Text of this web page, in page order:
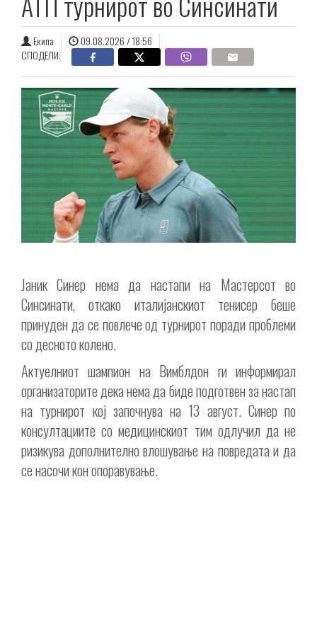
Екипа
09.08.2026 / 18:56
СПОДЕЛИ:
Јаник Синер нема да настапи на Мастерсот во
Синсинати, откако италијанскиот тенисер беше
принуден да се повлече од турнирот поради проблеми
со десното колено.
Актуелниот шампион на Вимблдон ги информирал
организаторите дека нема да биде подготвен за настап
на турнирот кој започнува на 13 август. Синер по
консултациите со медицинскиот тим одлучил да не
ризикува дополнително влошување на повредата и да
се насочи кон опоравување.